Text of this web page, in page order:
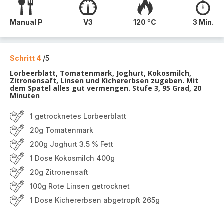
Manual P V3 120 °C 3 Min.
Schritt 4 /5
Lorbeerblatt, Tomatenmark, Joghurt, Kokosmilch,
Zitronensaft, Linsen und Kichererbsen zugeben. Mit
dem Spatel alles gut vermengen. Stufe 3, 95 Grad, 20
Minuten
1 getrocknetes Lorbeerblatt
20g Tomatenmark
200g Joghurt 3.5 % Fett
1 Dose Kokosmilch 400g
20g Zitronensaft
100g Rote Linsen getrocknet
1 Dose Kichererbsen abgetropft 265g